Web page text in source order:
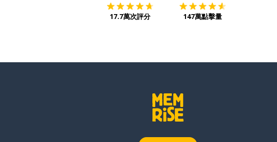
17.7萬次評分 147萬點擊量